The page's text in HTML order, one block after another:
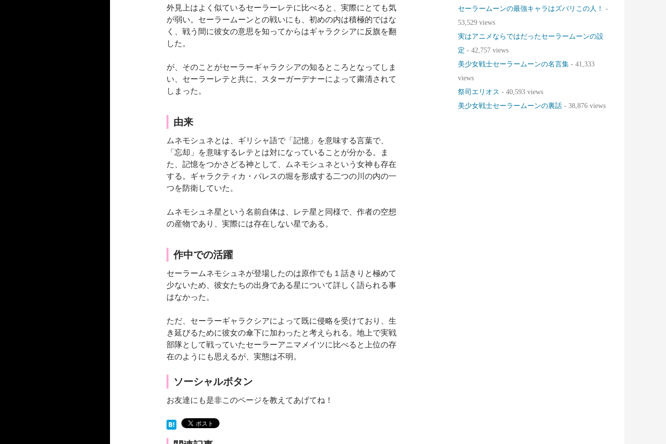
外見上はよく似ているセーラーレテに比べると、実際にとても気
が弱い。セーラームーンとの戦いにも、初めの内は積極的ではな
く、戦う間に彼女の意思を知ってからはギャラクシアに反旗を翻
した。
が、そのことがセーラーギャラクシアの知るところとなってしま
い、セーラーレテと共に、スターガーデナーによって粛清されて
しまった。
由来
ムネモシュネとは、ギリシャ語で「記憶」を意味する言葉で、
「忘却」を意味するレテとは対になっていることが分かる。ま
た、記憶をつかさどる神として、ムネモシュネという女神も存在
する。ギャラクティカ・パレスの堀を形成する二つの川の内の一
つを防衛していた。
ムネモシュネ星という名前自体は、レテ星と同様で、作者の空想
の産物であり、実際には存在しない星である。
作中での活躍
セーラームネモシュネが登場したのは原作でも１話きりと極めて
少ないため、彼女たちの出身である星について詳しく語られる事
はなかった。
ただ、セーラーギャラクシアによって既に侵略を受けており、生
き延びるために彼女の傘下に加わったと考えられる。地上で実戦
部隊として戦っていたセーラーアニマメイツに比べると上位の存
在のようにも思えるが、実態は不明。
ソーシャルボタン
お友達にも是非このページを教えてあげてね！
セーラームーンの最強キャラはズバリこの人！
-
53,529 views
実はアニメならではだったセーラームーンの設
定 - 42,757 views
美少女戦士セーラームーンの名言集 - 41,333
views
祭司エリオス - 40,593 views
美少女戦士セーラームーンの裏話 - 38,876 views